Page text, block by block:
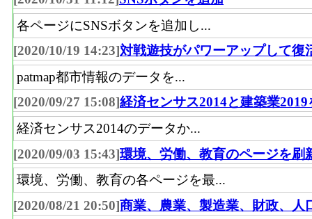
各ページにSNSボタンを追加し...
[2020/10/19 14:23]対戦遊技がパワーアップして復
patmap都市情報のデータを...
[2020/09/27 15:08]経済センサス2014と建築業2019
経済センサス2014のデータか...
[2020/09/03 15:43]環境、労働、教育のページを刷
環境、労働、教育の各ページを最...
[2020/08/21 20:50]商業、農業、製造業、財政、人